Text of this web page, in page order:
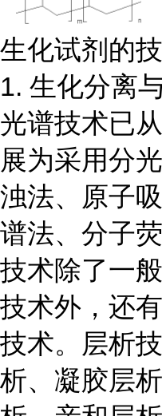
生化试剂的
1. 生化分离
光谱技术已
展为采用分
浊法、原子
谱法、分子
技术除了一
技术外，还
技术。层析
析、凝胶层